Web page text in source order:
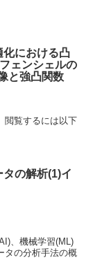
化における凸
ェンシェルの
と強凸関数
閲覧するには以下
の解析(1)イ
、機械学習(ML)
タの分析手法の概